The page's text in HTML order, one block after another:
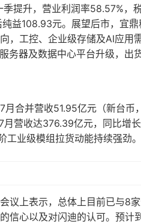
季提升，营业利润率58.57%，
益108.93元。展望后市，宜
，工控、企业级存储及AI应用
务器及数据中心平台升级，
月合并营收51.95亿元（新台
月营收达376.39亿元，同比增
工业级模组拉货动能持续强劲。
议上表示，总体上目前已与8
信心以及对闪迪的认可。预